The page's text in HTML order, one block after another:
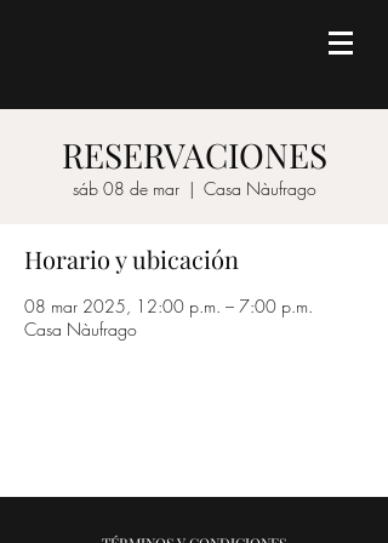
RESERVACIONES
sáb 08 de mar
  |
Casa Nàufrago
Horario y ubicación
08 mar 2025, 12:00 p.m. – 7:00 p.m.
Casa Nàufrago